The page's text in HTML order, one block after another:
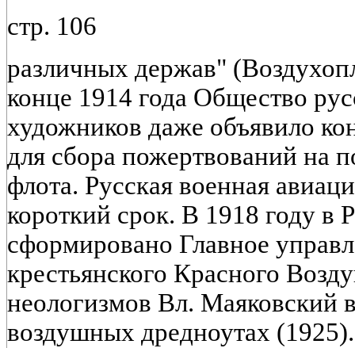
стр. 106
различных держав"
конце 1914 года Общество
художников даже объявило
для сбора пожертвований на
флота. Русская военная
короткий срок. В 1918 году
сформировано Главное
крестьянского Красного
неологизмов Вл. Маяковский
воздушных дредноутах (1925).